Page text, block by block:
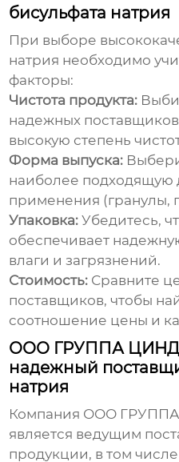
бисульфата натрия
При выборе
натрия необходимо
факторы:
Чистота продукта:
надежных
высокую степень
Форма выпуска:
наиболее подходящую
применения (гранулы,
Упаковка: Убедитесь,
обеспечивает
влаги и загрязнений.
Стоимость: Сравните
поставщиков, чтобы
соотношение цены и
ООО ГРУППА
надежный
натрия
Компания ООО
является ведущим
продукции, в том числе